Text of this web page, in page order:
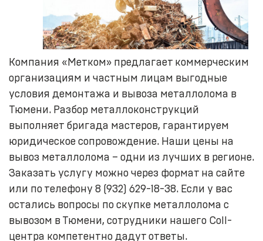
Компания «Метком» предлагает коммерческим
организациям и частным лицам выгодные
условия демонтажа и вывоза металлолома в
Тюмени. Разбор металлоконструкций
выполняет бригада мастеров, гарантируем
юридическое сопровождение. Наши цены на
вывоз металлолома – одни из лучших в регионе.
Заказать услугу можно через формат на сайте
или по телефону 8 (932) 629-18-38. Если у вас
остались вопросы по скупке металлолома с
вывозом в Тюмени, сотрудники нашего Coll-
центра компетентно дадут ответы.